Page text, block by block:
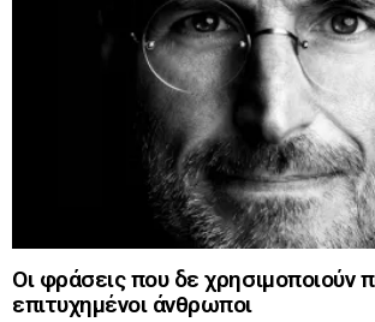
Οι φράσεις που δε χρησιμοποιούν
επιτυχημένοι άνθρωποι